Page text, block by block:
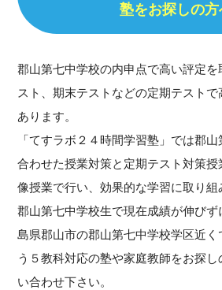
塾をお探しの方
郡山第七中学校の内申点で高い評定
スト、期末テストなどの定期テスト
あります。
「てすラボ２４時間学習塾」では郡
合わせた授業対策と定期テスト対策
像授業で行い、効果的な学習に取り組
郡山第七中学校生で現在成績が伸び
島県郡山市の郡山第七中学校学区近
う５教科対応の塾や家庭教師をお探
い合わせ下さい。